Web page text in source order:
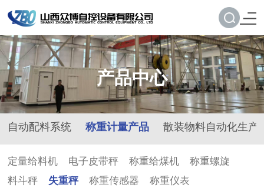
产品中心
自动配料系统 称重计量产品 散装物料自动化生产
定量给料机 电子皮带秤 称重给煤机
称重螺旋
料斗秤
失重秤 称重传感器 称重仪表